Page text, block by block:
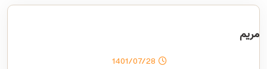
مریم
1401/07/28